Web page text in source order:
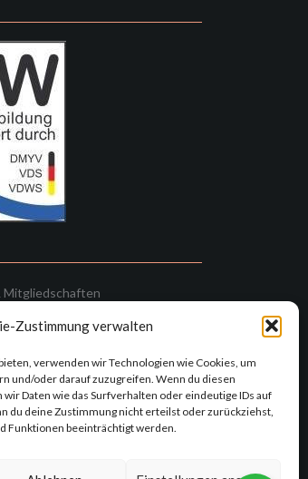
Zustimmung verwalten
verwenden wir Technologien wie Cookies, um
und/oder darauf zuzugreifen. Wenn du diesen
Daten wie das Surfverhalten oder eindeutige IDs auf
du deine Zustimmung nicht erteilst oder zurückziehst,
Funktionen beeinträchtigt werden.
Mitgliedschaften